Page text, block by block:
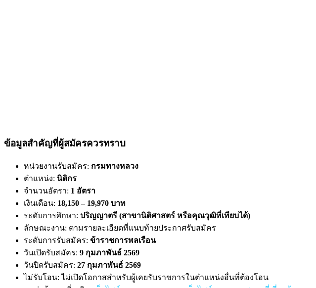
ข้อมูลสำคัญที่ผู้สมัครควรทราบ
หน่วยงานรับสมัคร: กรมทางหลวง
ตำแหน่ง: นิติกร
จำนวนอัตรา: 1 อัตรา
เงินเดือน: 18,150 – 19,970 บาท
ระดับการศึกษา: ปริญญาตรี (สาขานิติศาสตร์ หรือคุณวุฒิที่เทียบได้)
ลักษณะงาน: ตามรายละเอียดที่แนบท้ายประกาศรับสมัคร
ระดับการรับสมัคร: ข้าราชการพลเรือน
วันเปิดรับสมัคร: 9 กุมภาพันธ์ 2569
วันปิดรับสมัคร: 27 กุมภาพันธ์ 2569
ไม่รับโอน: ไม่เปิดโอกาสสำหรับผู้เคยรับราชการในตำแหน่งอื่นที่ต้องโอน